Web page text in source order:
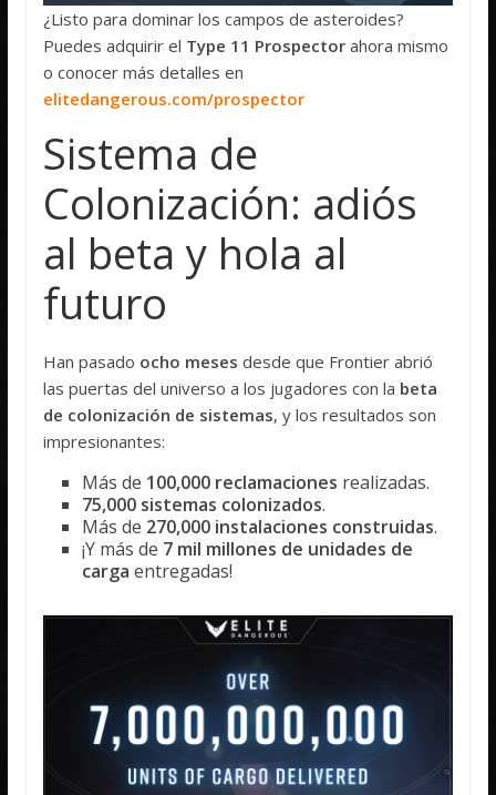
¿Listo para dominar los campos de asteroides?
Puedes adquirir el Type 11 Prospector ahora mismo
o conocer más detalles en
elitedangerous.com/prospector
Sistema de
Colonización: adiós
al beta y hola al
futuro
Han pasado ocho meses desde que Frontier abrió
las puertas del universo a los jugadores con la beta
de colonización de sistemas, y los resultados son
impresionantes:
Más de 100,000 reclamaciones realizadas.
75,000 sistemas colonizados.
Más de 270,000 instalaciones construidas.
¡Y más de 7 mil millones de unidades de
carga entregadas!